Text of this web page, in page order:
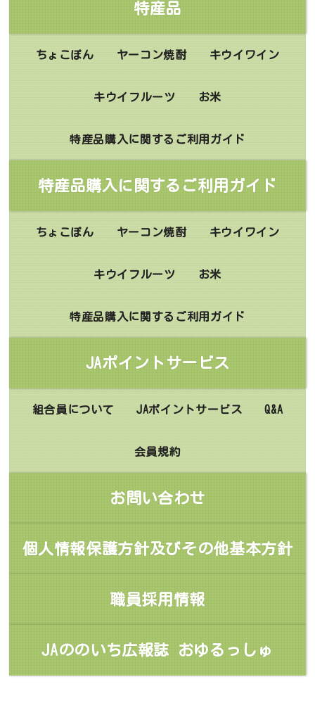
特産品
ちょこぽん ヤーコン焼酎 キウイワイン
キウイフルーツ お米
特産品購入に関するご利用ガイド
特産品購入に関するご利用ガイド
ちょこぽん ヤーコン焼酎 キウイワイン
キウイフルーツ お米
特産品購入に関するご利用ガイド
JAポイントサービス
組合員について JAポイントサービス Q&A
会員規約
お問い合わせ
個人情報保護方針及びその他基本方針
職員採用情報
JAののいち広報誌 おゆるっしゅ